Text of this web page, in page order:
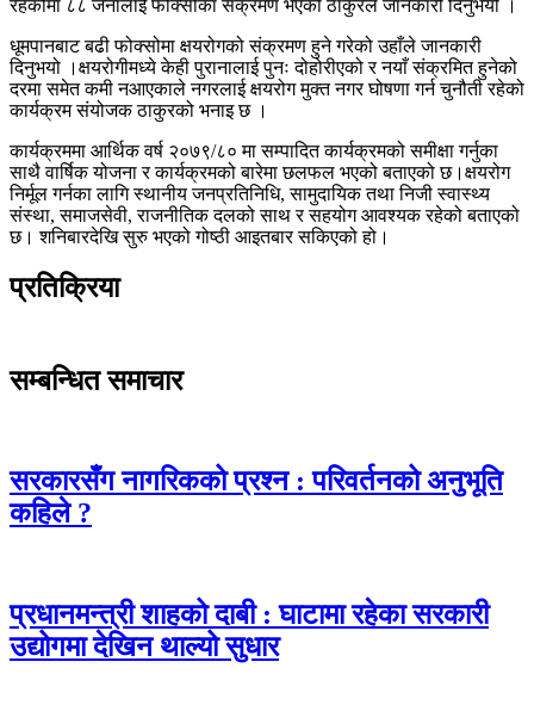
रहेकोमा ८८ जनालाई फोक्सोका संक्रमण भएको ठाकुरले जानकारी दिनुभयो ।
धूमपानबाट बढी फोक्सोमा क्षयरोगको संक्रमण हुने गरेको उहाँले जानकारी
दिनुभयो ।क्षयरोगीमध्ये केही पुरानालाई पुनः दोहोरीएको र नयाँ संक्रमित हुनेको
दरमा समेत कमी नआएकाले नगरलाई क्षयरोग मुक्त नगर घोषणा गर्न चुनौती रहेको
कार्यक्रम संयोजक ठाकुरको भनाइ छ ।
कार्यक्रममा आर्थिक वर्ष २०७९/८० मा सम्पादित कार्यक्रमको समीक्षा गर्नुका
साथै वार्षिक योजना र कार्यक्रमको बारेमा छलफल भएको बताएको छ।क्षयरोग
निर्मूल गर्नका लागि स्थानीय जनप्रतिनिधि, सामुदायिक तथा निजी स्वास्थ्य
संस्था, समाजसेवी, राजनीतिक दलको साथ र सहयोग आवश्यक रहेको बताएको
छ। शनिबारदेखि सुरु भएको गोष्ठी आइतबार सकिएको हो।
प्रतिक्रिया
सम्बन्धित समाचार
सरकारसँग नागरिकको प्रश्न : परिवर्तनको अनुभूति
कहिले ?
प्रधानमन्त्री शाहको दाबी : घाटामा रहेका सरकारी
उद्योगमा देखिन थाल्यो सुधार